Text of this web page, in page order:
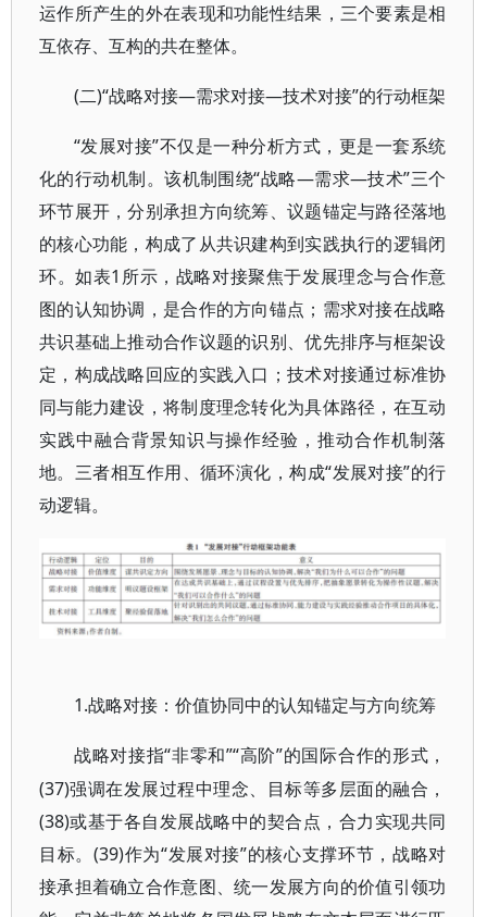
运作所产生的外在表现和功能性结果，三个要素是相
互依存、互构的共在整体。
(二)“战略对接—需求对接—技术对接”的行动框架
“发展对接”不仅是一种分析方式，更是一套系统
化的行动机制。该机制围绕“战略—需求—技术”三个
环节展开，分别承担方向统筹、议题锚定与路径落地
的核心功能，构成了从共识建构到实践执行的逻辑闭
环。如表1所示，战略对接聚焦于发展理念与合作意
图的认知协调，是合作的方向锚点；需求对接在战略
共识基础上推动合作议题的识别、优先排序与框架设
定，构成战略回应的实践入口；技术对接通过标准协
同与能力建设，将制度理念转化为具体路径，在互动
实践中融合背景知识与操作经验，推动合作机制落
地。三者相互作用、循环演化，构成“发展对接”的行
动逻辑。
1.战略对接：价值协同中的认知锚定与方向统筹
战略对接指“非零和”“高阶”的国际合作的形式，
(37)强调在发展过程中理念、目标等多层面的融合，
(38)或基于各自发展战略中的契合点，合力实现共同
目标。(39)作为“发展对接”的核心支撑环节，战略对
接承担着确立合作意图、统一发展方向的价值引领功